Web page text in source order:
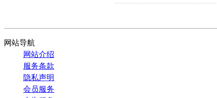
网站导航
网站介绍
服务条款
隐私声明
会员服务